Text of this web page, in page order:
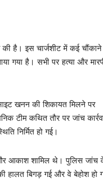
है। इस चार्जशीट में कई
गया है। सभी पर हत्या और
खनन की शिकायत मिलने पर
टीम कथित तौर पर जांच
निर्मित हो गई।
और आकाश शामिल थे। पुलिस जांच
हालत बिगड़ गई और वे बेहोश हो